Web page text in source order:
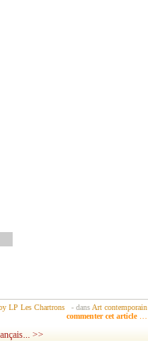
LP Les Chartrons - dans Art contemporain
commenter cet article
>>